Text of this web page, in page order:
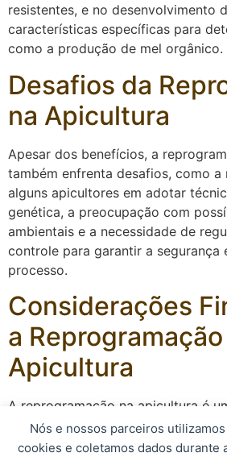
Nós e nossos parceiros
cookies e coletamos dados durante
resistentes, e no desenvolvimento
características específicas para
como a produção de mel orgânico.
Desafios da
na Apicultura
Apesar dos benefícios, a
também enfrenta desafios, como a
alguns apicultores em adotar
genética, a preocupação com
ambientais e a necessidade de
controle para garantir a segurança
processo.
Considerações
a
Apicultura
A reprogramação na apicultura é
poderosa para o melhoramento
a melhoria da produtividade das